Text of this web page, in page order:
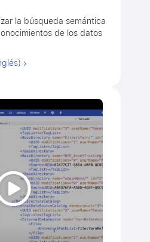
la búsqueda semántica
de los datos